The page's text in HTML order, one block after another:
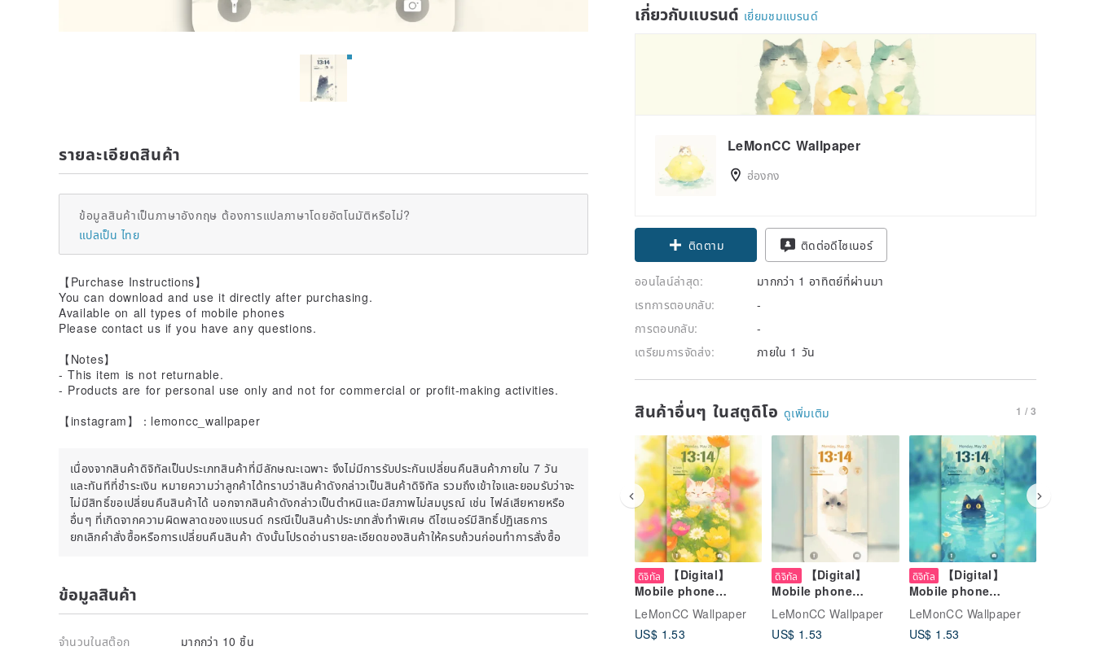
เกี่ยวกับแบรนด์ เยี่ยมชมแบรนด์
LeMonCC Wallpaper
ฮ่องกง
Claim coupon
ติดตาม
ติดต่อดีไซเนอร์
ออนไลน์ล่าสุด:
มากกว่า 1 อาทิตย์ที่ผ่านมา
เรทการตอบกลับ:
-
การตอบกลับ:
-
เตรียมการจัดส่ง:
ภายใน 1 วัน
สินค้าอื่นๆ ในสตูดิโอ ดูเพิ่มเติม 1 / 3
ดิจิทัล
【Digital】
Mobile phone
wallpaper | Cat with
Flower
LeMonCC Wallpaper
US$ 1.53
ดิจิทัล
【Digital】
Mobile phone
wallpaper | Peeking
Cat
LeMonCC Wallpaper
US$ 1.53
ดิจิทัล
【Digital】
Mobile phone
wallpaper | Cat in
Pond
LeMonCC Wallpaper
US$ 1.53
รายละเอียดสินค้า
ข้อมูลสินค้าเป็นภาษาอังกฤษ ต้องการแปลภาษาโดยอัตโนมัติหรือไม่?
แปลเป็น ไทย
【Purchase Instructions】
You can download and use it directly after purchasing.
Available on all types of mobile phones
Please contact us if you have any questions.
【Notes】
- This item is not returnable.
- Products are for personal use only and not for commercial or profit-making activities.
【instagram】：lemoncc_wallpaper
เนื่องจากสินค้าดิจิทัลเป็นประเภทสินค้าที่มีลักษณะเฉพาะ จึงไม่มีการรับประกันเปลี่ยนคืนสินค้าภายใน 7 วัน
และทันทีที่ชำระเงิน หมายความว่าลูกค้าได้ทราบว่าสินค้าดังกล่าวเป็นสินค้าดิจิทัล รวมถึงเข้าใจและยอมรับว่าจะ
ไม่มีสิทธิ์ขอเปลี่ยนคืนสินค้าได้ นอกจากสินค้าดังกล่าวเป็นตำหนิและมีสภาพไม่สมบูรณ์ เช่น ไฟล์เสียหายหรือ
อื่นๆ ที่เกิดจากความผิดพลาดของแบรนด์ กรณีเป็นสินค้าประเภทสั่งทำพิเศษ ดีไซเนอร์มีสิทธิ์ปฏิเสธการ
ยกเลิกคำสั่งซื้อหรือการเปลี่ยนคืนสินค้า ดังนั้นโปรดอ่านรายละเอียดของสินค้าให้ครบถ้วนก่อนทำการสั่งซื้อ
ข้อมูลสินค้า
จำนวนในสต๊อก
มากกว่า 10 ชิ้น